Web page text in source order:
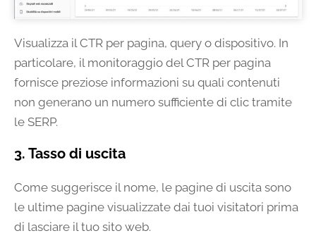
Visualizza il CTR per pagina, query o dispositivo. In
particolare, il monitoraggio del CTR per pagina
fornisce preziose informazioni su quali contenuti
non generano un numero sufficiente di clic tramite
le SERP.
3. Tasso di uscita
Come suggerisce il nome, le pagine di uscita sono
le ultime pagine visualizzate dai tuoi visitatori prima
di lasciare il tuo sito web.